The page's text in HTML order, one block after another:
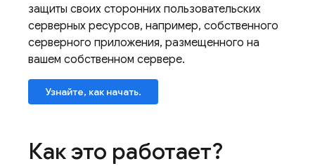
защиты своих сторонних пользовательских
серверных ресурсов, например, собственного
серверного приложения, размещенного на
вашем собственном сервере.
Узнайте, как начать.
Как это работает?